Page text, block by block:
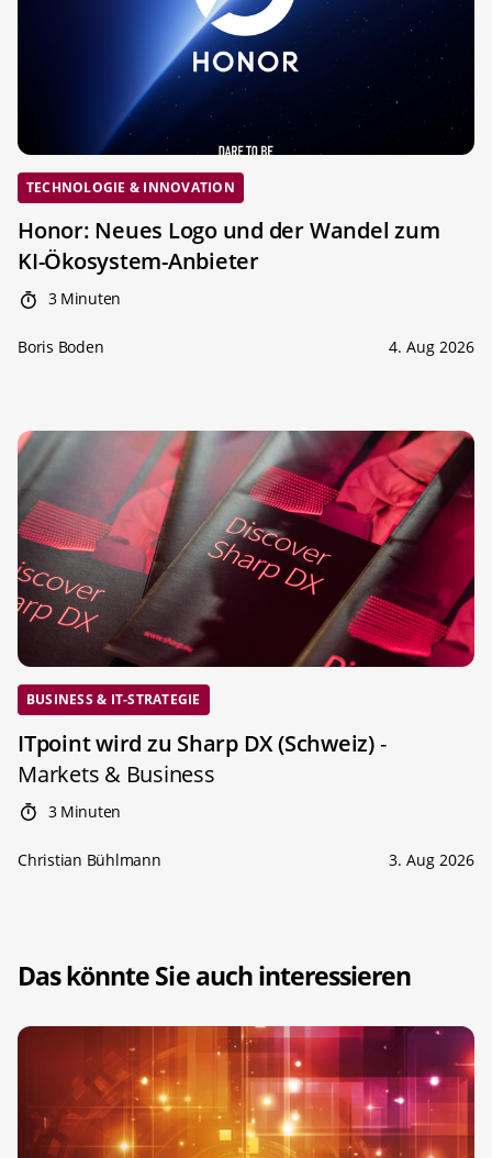
TECHNOLOGIE & INNOVATION
Honor: Neues Logo und der Wandel zum
KI-Ökosystem-Anbieter
3 Minuten
Boris Boden 4. Aug 2026
BUSINESS & IT-STRATEGIE
ITpoint wird zu Sharp DX (Schweiz)-
Markets & Business
3 Minuten
Christian Bühlmann 3. Aug 2026
Das könnte Sie auch interessieren